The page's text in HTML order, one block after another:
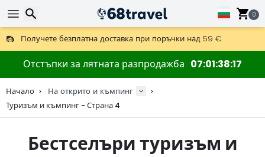
0
Получете безплатна доставка при поръчки над 59 €.
Предлага се и DHL Express за една нощ.
30 дни за връщане, 90 дни за дървени карти и декорации.
Най-добрите цени за outdoor екипировка и аксесоари.
Отстъпки за лятната разпродажба 07 01 38 15
Начало
На открито и къмпинг
Туризъм и къмпинг - Страна 4
Бестселъри туризъм и
Търсене